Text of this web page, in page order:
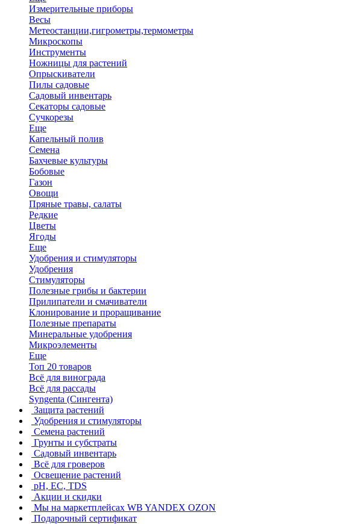
Измерительные приборы
Весы
Метеостанции,гигрометры,термометры
Микроскопы
Инструменты
Ножницы для растений
Опрыскиватели
Пилы садовые
Садовый инвентарь
Секаторы садовые
Сучкорезы
Еще
Капельный полив
Семена
Бахчевые культуры
Бобовые
Газон
Овощи
Пряные травы, салаты
Редкие
Цветы
Ягоды
Еще
Удобрения и стимуляторы
Удобрения
Стимуляторы
Полезные грибы и бактерии
Прилипатели и смачиватели
Клонирование и проращивание
Полезные препараты
Минеральные удобрения
Микроэлементы
Еще
Топ 20 товаров
Всё для винограда
Всё для рассады
Syngenta (Сингента)
Защита растений
Удобрения и стимуляторы
Семена растений
Грунты и субстраты
Садовый инвентарь
Всё для гроверов
Освещение растений
pH, EC, TDS
Акции и скидки
Мы на маркетплейсах WB YANDEX OZON
Подарочный сертификат